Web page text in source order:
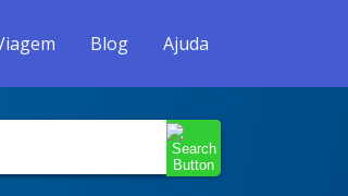
Blog Ajuda